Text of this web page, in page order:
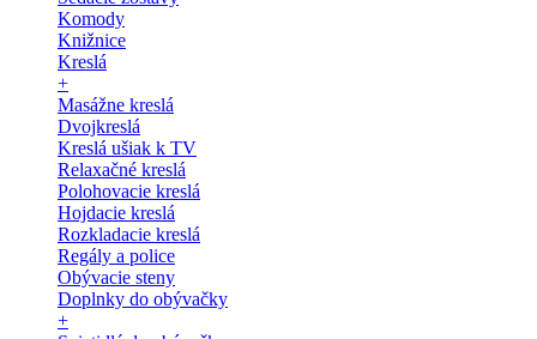
Komody
Knižnice
Kreslá
+
Masážne kreslá
Dvojkreslá
Kreslá ušiak k TV
Relaxačné kreslá
Polohovacie kreslá
Hojdacie kreslá
Rozkladacie kreslá
Regály a police
Obývacie steny
Doplnky do obývačky
+